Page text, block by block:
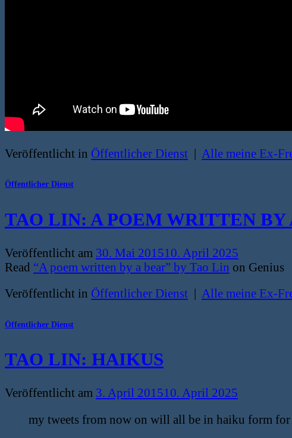
Veröffentlicht in Öffentlicher Dienst | Alle meine Ex-
Öffentlicher Dienst
TAO LIN: A POEM WRITTEN BY
Veröffentlicht am 30. Mai 201510. April 2025
Read “A poem written by a bear” by Tao Lin on Genius
Veröffentlicht in Öffentlicher Dienst | Alle meine Ex-
Öffentlicher Dienst
TAO LIN: HAIKUS
Veröffentlicht am 3. April 201510. April 2025
my tweets from now on will all be in haiku form for